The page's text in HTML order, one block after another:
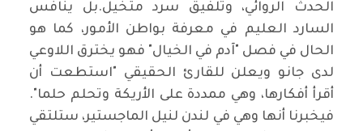
الحدث الروائي، وتلفيق سرد متخيل.بل ينافس
السارد العليم في معرفة بواطن الأمور، كما هو
الحال في فصل "آدم في الخيال" فهو يخترق اللاوعي
لدى جانو ويعلن للقارئ الحقيقي "استطعت أن
أقرأ أفكارها، وهي ممددة على الأريكة وتحلم حلما".
فيخبرنا أنها وهي في لندن لنيل الماجستير، ستلتقي